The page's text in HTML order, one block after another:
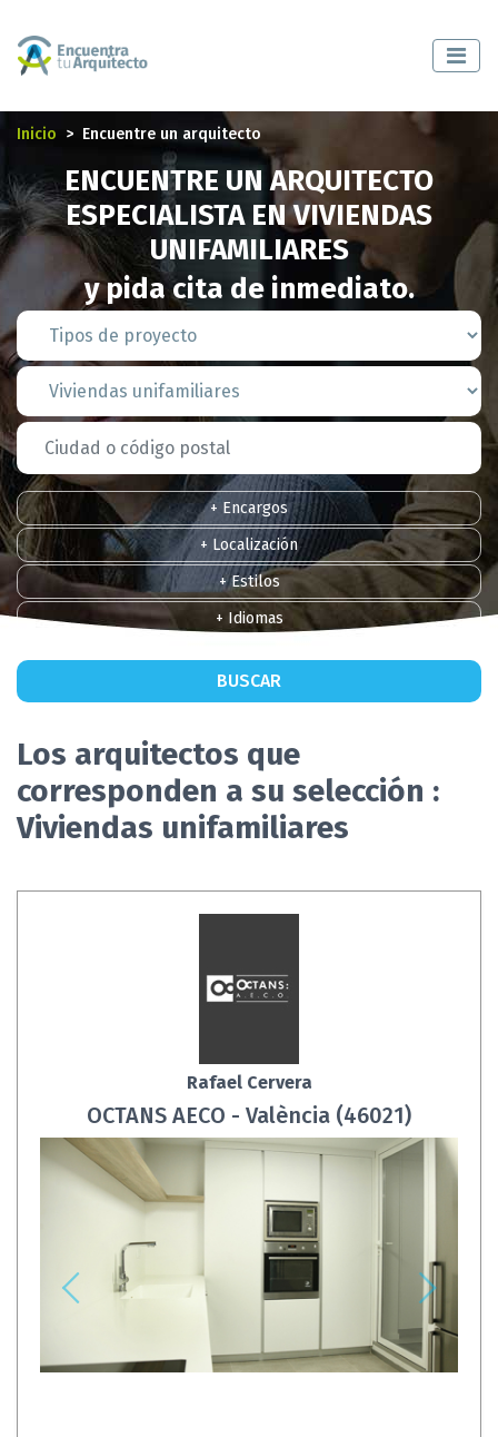
Inicio Encuentre un arquitecto
ENCUENTRE UN ARQUITECTO
ESPECIALISTA EN VIVIENDAS
UNIFAMILIARES
y pida cita de inmediato.
+ Encargos
+ Localización
+ Estilos
+ Idiomas
BUSCAR
Los arquitectos que
corresponden a su selección :
Viviendas unifamiliares
Rafael Cervera
OCTANS AECO - València (46021)